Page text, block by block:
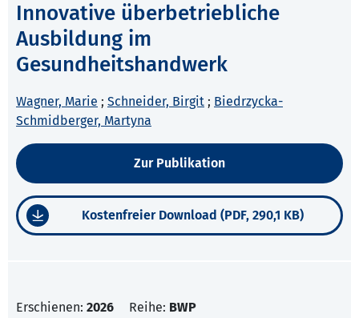
Innovative überbetriebliche
Ausbildung im
Gesundheitshandwerk
Wagner, Marie ; Schneider, Birgit ; Biedrzycka-
Schmidberger, Martyna
Zur Publikation
Kostenfreier Download (PDF, 290,1 KB)
Erschienen: 2026 Reihe: BWP